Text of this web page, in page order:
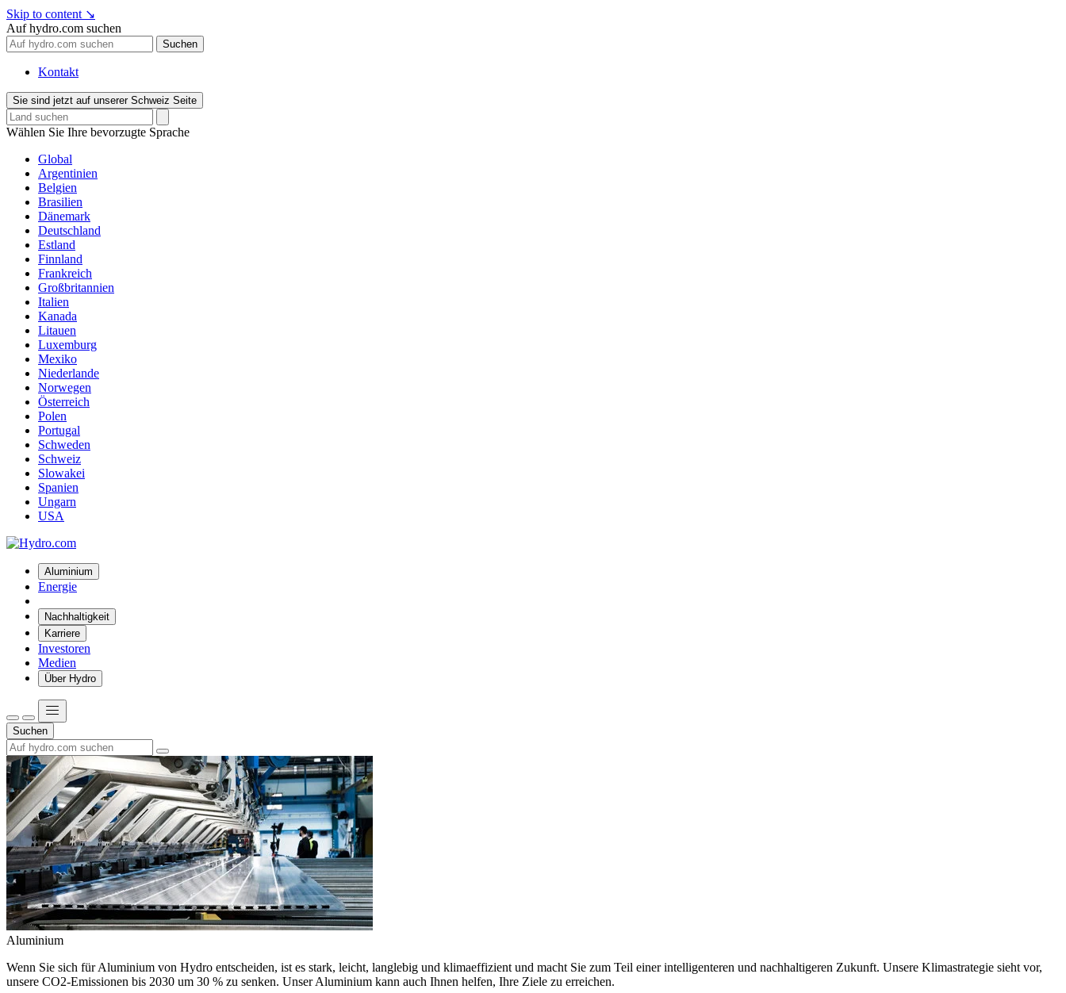
Skip to content ↘
Auf hydro.com suchen
Suchen
Kontakt
Sie sind jetzt auf unserer Schweiz Seite
Wählen Sie Ihre bevorzugte Sprache
Global
Argentinien
Belgien
Brasilien
Dänemark
Deutschland
Estland
Finnland
Frankreich
Großbritannien
Italien
Kanada
Litauen
Luxemburg
Mexiko
Niederlande
Norwegen
Österreich
Polen
Portugal
Schweden
Schweiz
Slowakei
Spanien
Ungarn
USA
Aluminium
Energie
Nachhaltigkeit
Karriere
Investoren
Medien
Über Hydro
Suchen
Aluminium
Wenn Sie sich für Aluminium von Hydro entscheiden, ist es stark, leicht, langlebig und klimaeffizient und macht Sie zum Teil einer intelligenteren und nachhaltigeren Zukunft. Unsere Klimastrategie sieht vor,
unsere CO2-Emissionen bis 2030 um 30 % zu senken. Unser Aluminium kann auch Ihnen helfen, Ihre Ziele zu erreichen.